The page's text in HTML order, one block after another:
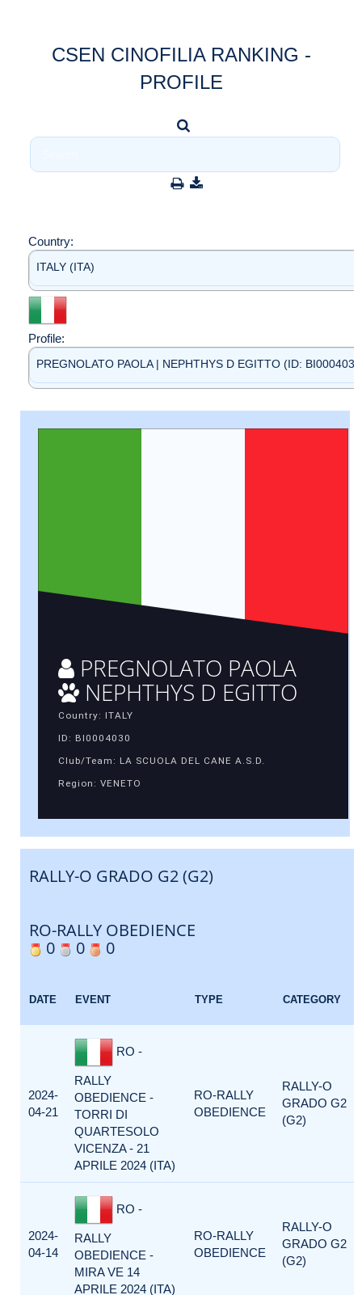
CSEN CINOFILIA RANKING -
PROFILE
Country:
ITALY (ITA)
Profile:
PREGNOLATO PAOLA | NEPHTHYS D EGITTO (ID:
PREGNOLATO PAOLA
NEPHTHYS D EGITTO
Country: ITALY
ID: BI0004030
Club/Team: LA SCUOLA DEL CANE A.S.D.
Region: VENETO
RALLY-O GRADO G2 (G2)
RO-RALLY OBEDIENCE
0
0 0
DATE EVENT TYPE CATEGORY
2024-
04-21
RO -
RALLY
OBEDIENCE -
TORRI DI
QUARTESOLO
VICENZA - 21
APRILE 2024 (ITA)
RO-RALLY
OBEDIENCE
RALLY-O
GRADO G2
(G2)
2024-
04-14
RO -
RALLY
OBEDIENCE -
MIRA VE 14
APRILE 2024 (ITA)
RO-RALLY
OBEDIENCE
RALLY-O
GRADO G2
(G2)